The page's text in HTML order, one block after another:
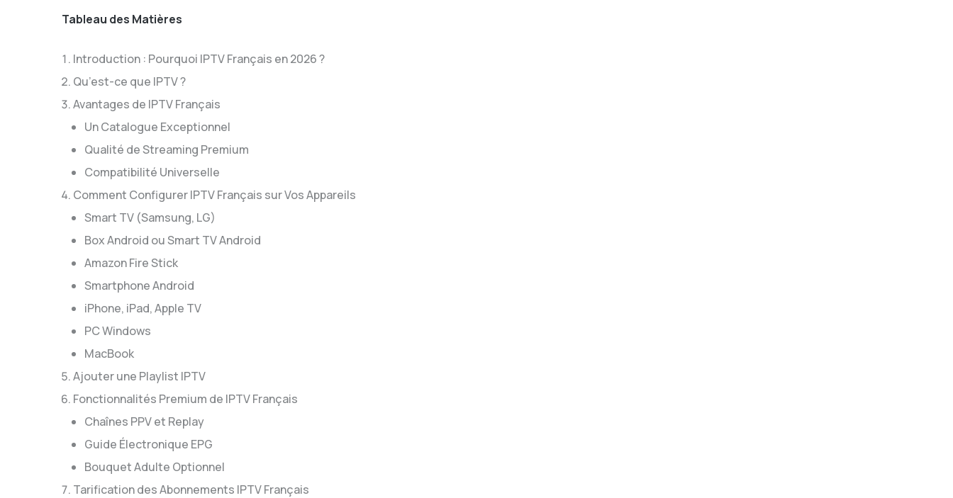
Tableau des Matières
Introduction : Pourquoi IPTV Français en 2026 ?
Qu’est-ce que IPTV ?
Avantages de IPTV Français
Un Catalogue Exceptionnel
Qualité de Streaming Premium
Compatibilité Universelle
Comment Configurer IPTV Français sur Vos Appareils
Smart TV (Samsung, LG)
Box Android ou Smart TV Android
Amazon Fire Stick
Smartphone Android
iPhone, iPad, Apple TV
PC Windows
MacBook
Ajouter une Playlist IPTV
Fonctionnalités Premium de IPTV Français
Chaînes PPV et Replay
Guide Électronique EPG
Bouquet Adulte Optionnel
Tarification des Abonnements IPTV Français